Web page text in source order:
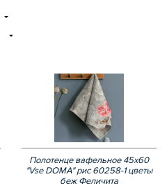
Полотенце вафельное 45х60
"Vse DOMA" рис 60258-1 цветы
беж Феличита